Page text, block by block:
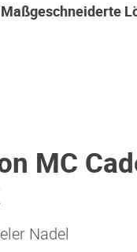
Maßgeschneiderte
MC
Nadel